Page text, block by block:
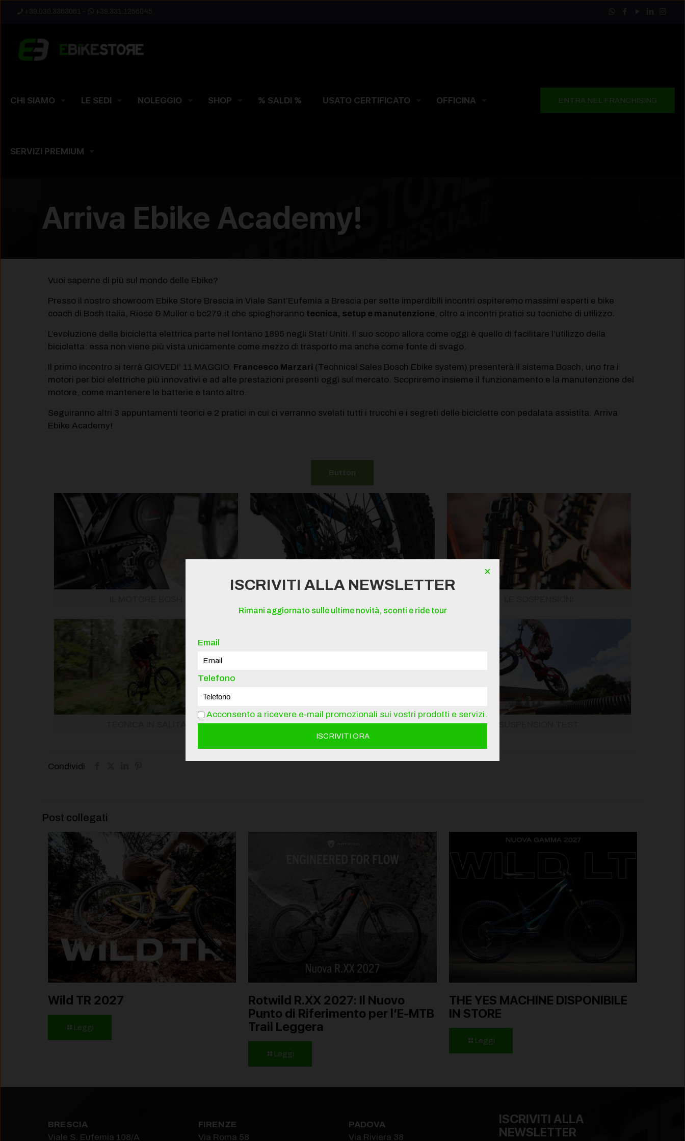
CHI SIAMO LE SEDI NOLEGGIO SHOP % SALDI % USATO CERTIFICATO OFFICINA
SERVIZI PREMIUM
ENTRA NEL FRANCHISING
Arriva Ebike Academy!
Vuoi saperne di più sul mondo delle Ebike?
Presso il nostro showroom Ebike Store Brescia in Viale Sant’Eufemia a Brescia per sette imperdibili incontri ospiteremo massimi esperti e bike
coach di Bosh Italia, Riese & Muller e bc279.it che spiegheranno tecnica, setup e manutenzione, oltre a incontri pratici su tecniche di utilizzo.
L’evoluzione della bicicletta elettrica parte nel lontano 1895 negli Stati Uniti. Il suo scopo allora come oggi è quello di facilitare l’utilizzo della
bicicletta: essa non viene più vista unicamente come mezzo di trasporto ma anche come fonte di svago.
Il primo incontro si terrà GIOVEDI’ 11 MAGGIO. Francesco Marzari (Technical Sales Bosch Ebike system) presenterà il sistema Bosch, uno fra i
motori per bici elettriche più innovativi e ad alte prestazioni presenti oggi sul mercato. Scopriremo insieme il funzionamento e la manutenzione del
motore, come mantenere le batterie e tanto altro.
Seguiranno altri 3 appuntamenti teorici e 2 pratici in cui ci verranno svelati tutti i trucchi e i segreti delle biciclette con pedalata assistita. Arriva
Ebike Academy!
Button
TECNICA IN DISCESA
Condividi
Post collegati
Wild TR 2027
Leggi
Rotwild R.XX 2027: Il Nuovo
Punto di Riferimento per l’E-MTB
Trail Leggera
Leggi
THE YES MACHINE DISPONIBILE
IN STORE
Leggi
BRESCIA
Viale S. Eufemia 108/A
FIRENZE
Via Roma 58
PADOVA
Via Riviera 38
ISCRIVITI ALLA
NEWSLETTER
ISCRIVITI ALLA NEWSLETTER
Rimani aggiornato sulle ultime novità, sconti e ride tour
Email
Telefono
Acconsento a ricevere e-mail promozionali sui vostri prodotti e servizi.
×